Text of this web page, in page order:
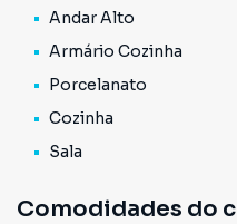
Andar Alto
Armário Cozinha
Porcelanato
Cozinha
Sala
Comodidades do